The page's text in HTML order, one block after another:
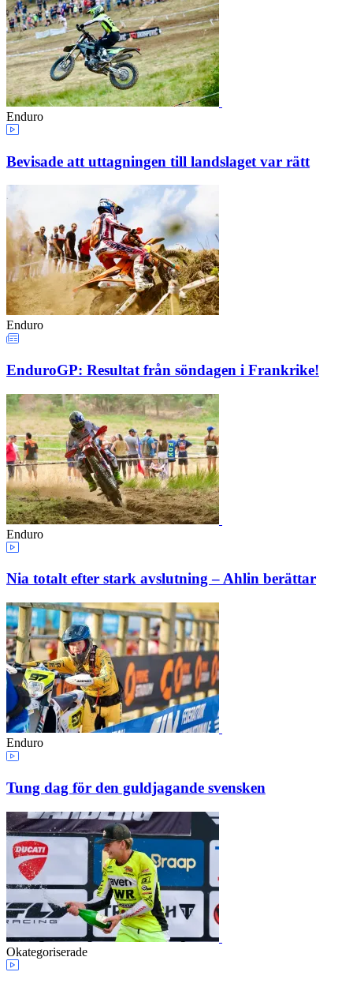
Enduro
Bevisade att uttagningen till landslaget var rätt
Enduro
EnduroGP: Resultat från söndagen i Frankrike!
Enduro
Nia totalt efter stark avslutning – Ahlin berättar
Enduro
Tung dag för den guldjagande svensken
Okategoriserade